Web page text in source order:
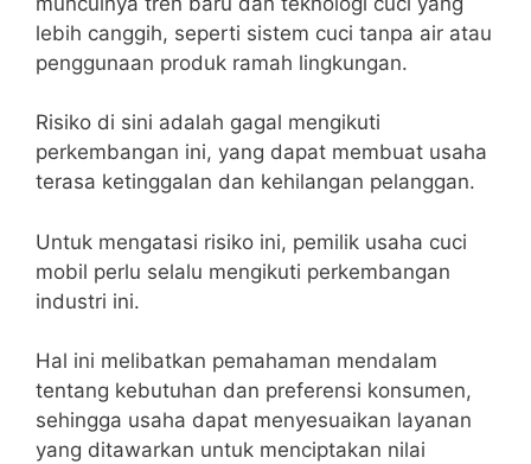
lebih canggih, seperti sistem cuci tanpa air atau
penggunaan produk ramah lingkungan.
Risiko di sini adalah gagal mengikuti
perkembangan ini, yang dapat membuat usaha
terasa ketinggalan dan kehilangan pelanggan.
Untuk mengatasi risiko ini, pemilik usaha cuci
mobil perlu selalu mengikuti perkembangan
industri ini.
Hal ini melibatkan pemahaman mendalam
tentang kebutuhan dan preferensi konsumen,
sehingga usaha dapat menyesuaikan layanan
yang ditawarkan untuk menciptakan nilai